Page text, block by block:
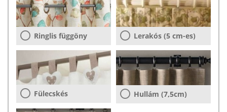
Ringlis függöny Lerakós (5 cm-es)
Fülecskés Hullám (7,5cm)